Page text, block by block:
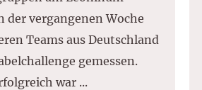
der vergangenen Woche
Teams aus Deutschland
gemessen.
war ...